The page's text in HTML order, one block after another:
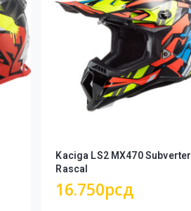
Kaciga LS2 MX470 Subverter
Rascal
16.750рсд